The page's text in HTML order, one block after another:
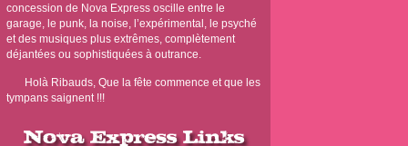
concession de Nova Express oscille entre le
garage, le punk, la noise, l’expérimental, le psyché
et des musiques plus extrêmes, complètement
déjantées ou sophistiquées à outrance.
Holà Ribauds, Que la fête commence et que les
tympans saignent !!!